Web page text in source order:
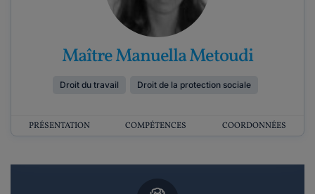
Maître Manuella Metoudi
Droit du travail Droit de la protection sociale
PRÉSENTATION COMPÉTENCES COORDONNÉES